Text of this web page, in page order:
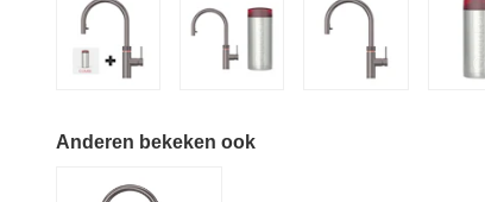
Anderen bekeken ook